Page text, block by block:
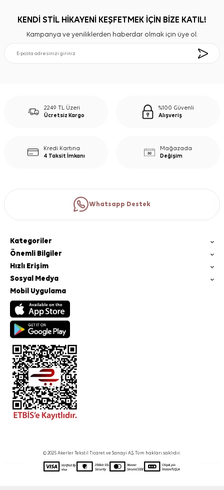
KENDİ STİL HİKAYENİ KEŞFETMEK İÇİN BİZE KATIL!
Kampanya ve yeniliklerden haberdar olmak için üye ol.
2249 TL Üzeri
Ücretsiz Kargo
%100 Güvenli
Alışveriş
Kredi Kartına
4 Taksit İmkanı
Mağazada
Değişim
Whatsapp Destek
Kategoriler
Önemli Bilgiler
Hızlı Erişim
Sosyal Medya
Mobil Uygulama
© 2025 Akerler Tekstil Ticaret ve Sanayi A.Ş. Tüm hakları saklıdır.